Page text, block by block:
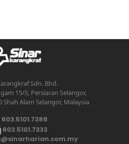
Sdn. Bhd.
15/5, Persiaran Selangor,
Shah Alam Selangor, Malaysia
603.5101.7388
603.5101.7333